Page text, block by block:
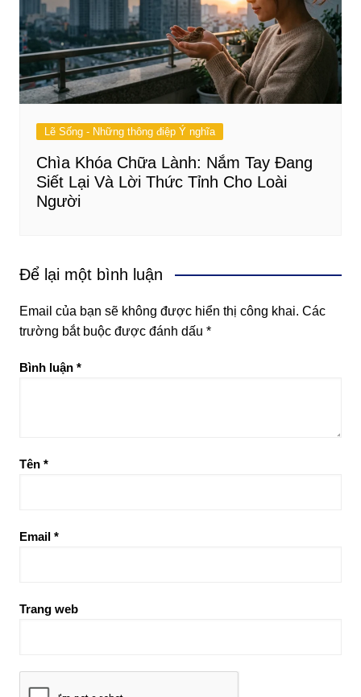
Lẽ Sống - Những thông điệp Ý nghĩa
Chìa Khóa Chữa Lành: Nắm Tay Đang
Siết Lại Và Lời Thức Tỉnh Cho Loài
Người
Để lại một bình luận
Email của bạn sẽ không được hiển thị công khai. Các
trường bắt buộc được đánh dấu *
Bình luận *
Tên *
Email *
Trang web